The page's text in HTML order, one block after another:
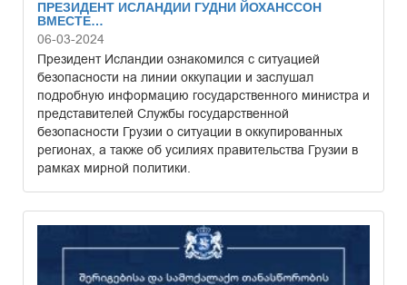
ПРЕЗИДЕНТ ИСЛАНДИИ ГУДНИ ЙОХАНССОН
ВМЕСТЕ…
06-03-2024
Президент Исландии ознакомился с ситуацией
безопасности на линии оккупации и заслушал
подробную информацию государственного министра и
представителей Службы государственной
безопасности Грузии о ситуации в оккупированных
регионах, а также об усилиях правительства Грузии в
рамках мирной политики.